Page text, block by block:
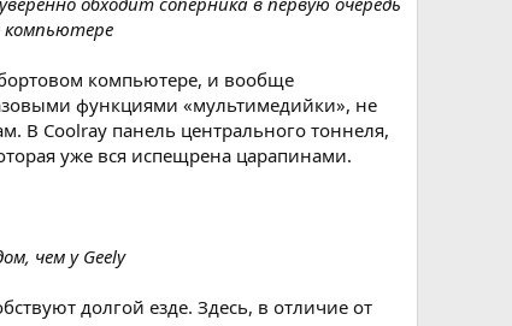
компьютере
компьютере, и вообще
функциями «мультимедийки», не
В Coolray панель центрального тоннеля,
уже вся испещрена царапинами.
чем у Geely
долгой езде. Здесь, в отличие от